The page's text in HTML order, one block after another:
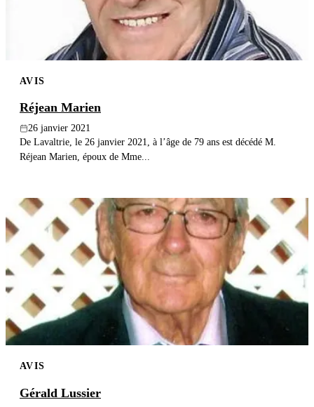
AVIS
Réjean Marien
26 janvier 2021
De Lavaltrie, le 26 janvier 2021, à l’âge de 79 ans est décédé M.
Réjean Marien, époux de Mme...
AVIS
Gérald Lussier